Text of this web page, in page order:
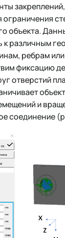
ограничения
объекта.
различным
ребрам
фиксацию
отверстий
и
соединение